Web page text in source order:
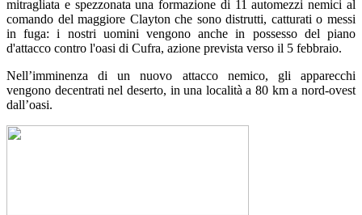
mitragliata e spezzonata una formazione di 11 automezzi nemici al
comando del maggiore Clayton che sono distrutti, catturati o messi
in fuga: i nostri uomini vengono anche in possesso del piano
d'attacco contro l'oasi di Cufra, azione prevista verso il 5 febbraio.
Nell’imminenza di un nuovo attacco nemico, gli apparecchi
vengono decentrati nel deserto, in una località a 80 km a nord-ovest
dall’oasi.